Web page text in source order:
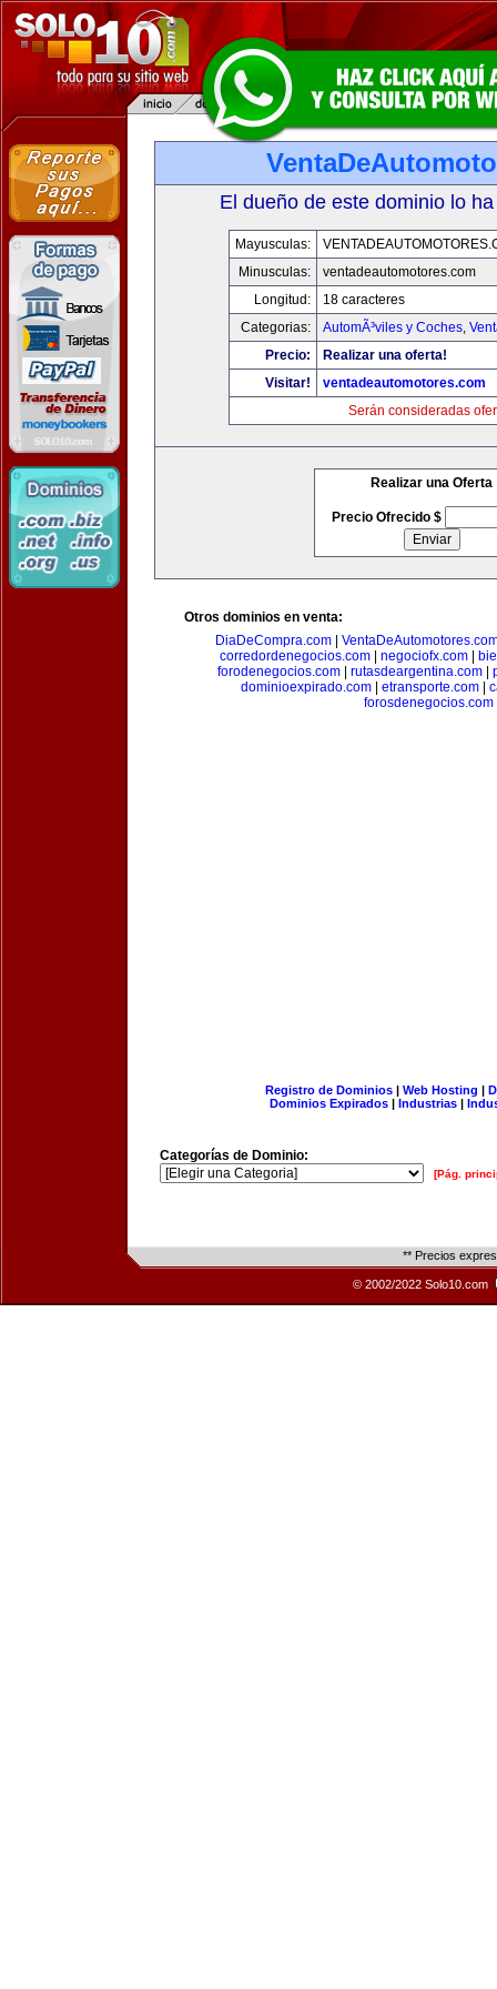
El dueño de este dominio lo
Mayusculas:
Minusculas:
ventadeautomotores.com
Longitud:
18 caracteres
Categorias:
AutomÃ³viles y Coches,
Precio:
Realizar una oferta!
Visitar!
ventadeautomotores.com
Serán consideradas
Realizar una Oferta
Precio Ofrecido $
Otros dominios en venta:
DiaDeCompra.com|
corredordenegocios.com
negociofx.com
forodenegocios.com| rutasdeargentina.com|
dominioexpirado.com| etransporte.com|
forosdenegocios.com
Registro de Dominios| Web Hosting |
Dominios Expirados | Industrias |
Categorías de Dominio:
[Pág.
** Precios
© 2002/2022 Solo10.com